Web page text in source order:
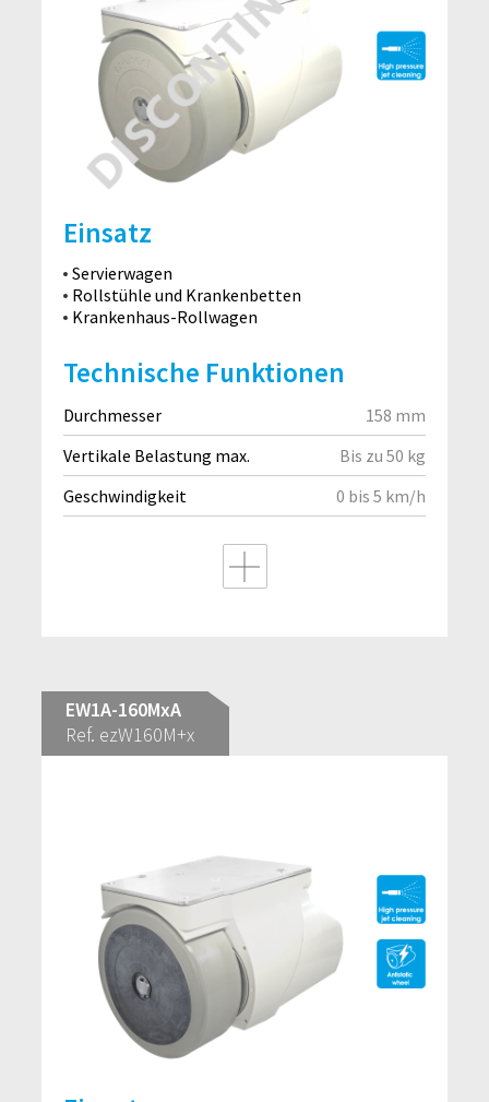
Einsatz
Servierwagen
Rollstühle und Krankenbetten
Krankenhaus-Rollwagen
Technische Funktionen
Durchmesser
158 mm
Vertikale Belastung max.
Bis zu 50 kg
Geschwindigkeit
0 bis 5 km/h
EW1A-160MxA
Ref. ezW160M+x